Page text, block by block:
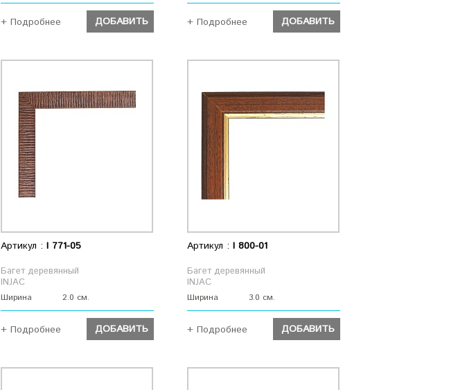
+ Подробнее ДОБАВИТЬ + Подробнее ДОБАВИТЬ
Артикул : I 771-05
Багет деревянный
INJAC
Ширина 2.0 см.
+ Подробнее ДОБАВИТЬ
Артикул : I 800-01
Багет деревянный
INJAC
Ширина 3.0 см.
+ Подробнее ДОБАВИТЬ